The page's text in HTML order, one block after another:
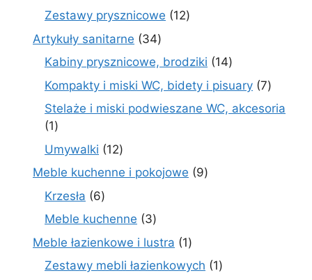
produkty
Zestawy prysznicowe 1212
Artykuły sanitarne 3434
produkty
Kabiny prysznicowe, brodziki 1414
produktów
Kompakty i miski WC, bidety i pisuary 77
Stelaże i miski podwieszane WC, akcesoria
11
produkt
Umywalki 1212
produktów
Meble kuchenne i pokojowe 99
Krzesła 66
produktów
Meble kuchenne 33
produkty
Meble łazienkowe i lustra 11
produkt
Zestawy mebli łazienkowych 11